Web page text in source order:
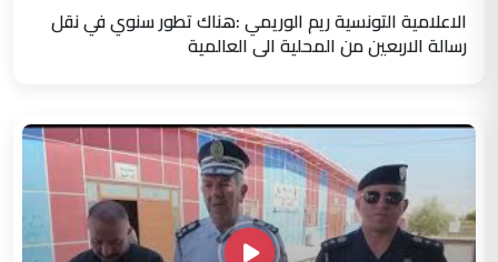
الاعلامية التونسية ريم الوريمي :هناك تطور سنوي في نقل
رسالة الاربعين من المحلية الى العالمية